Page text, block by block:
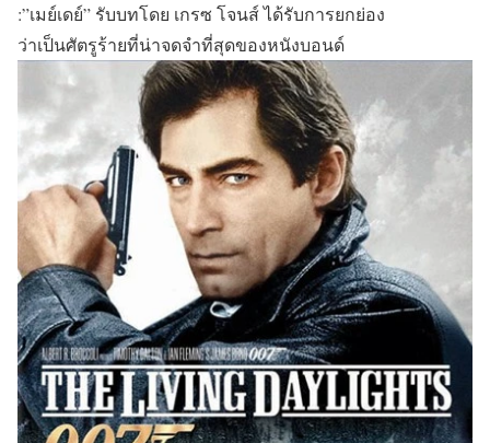
:”เมย์เดย์” รับบทโดย เกรซ โจนส์ ได้รับการยกย่อง
ว่าเป็นศัตรูร้ายที่น่าจดจำที่สุดของหนังบอนด์